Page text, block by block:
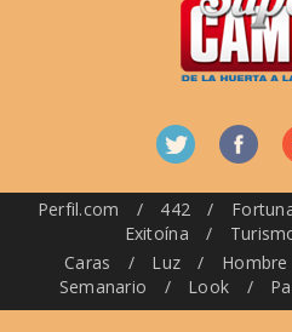
Perfil.com / 442 /
Exitoína
/
Caras
/ Luz / Hombre
Semanario
/ Look /